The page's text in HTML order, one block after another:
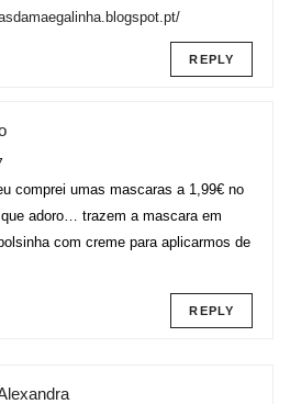
REPLY
comprei umas mascaras a 1,99€ no
adoro… trazem a mascara em
com creme para aplicarmos de
REPLY